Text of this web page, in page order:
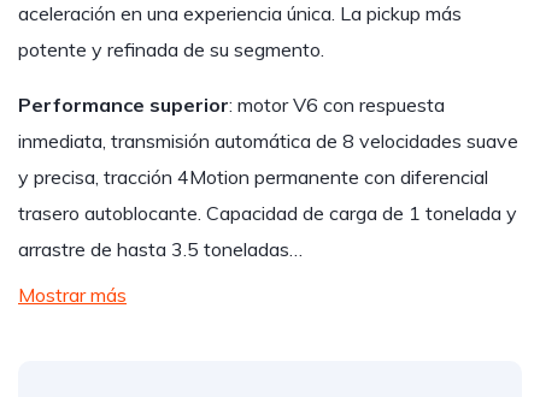
aceleración en una experiencia única. La pickup más
potente y refinada de su segmento.
Performance superior: motor V6 con respuesta
inmediata, transmisión automática de 8 velocidades suave
y precisa, tracción 4Motion permanente con diferencial
trasero autoblocante. Capacidad de carga de 1 tonelada y
arrastre de hasta 3.5 toneladas…
Mostrar más